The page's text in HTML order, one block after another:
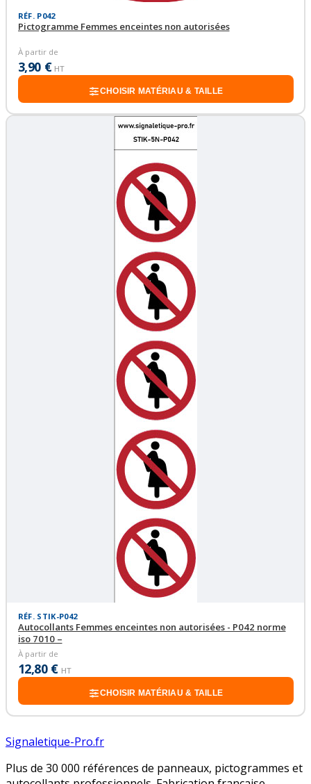
RÉF. P042
Pictogramme Femmes enceintes non autorisées
À partir de
3,90 € HT
CHOISIR MATÉRIAU & TAILLE
RÉF. STIK-P042
Autocollants Femmes enceintes non autorisées - P042 norme
iso 7010 –
À partir de
12,80 € HT
CHOISIR MATÉRIAU & TAILLE
Signaletique-Pro.fr
Plus de 30 000 références de panneaux, pictogrammes et